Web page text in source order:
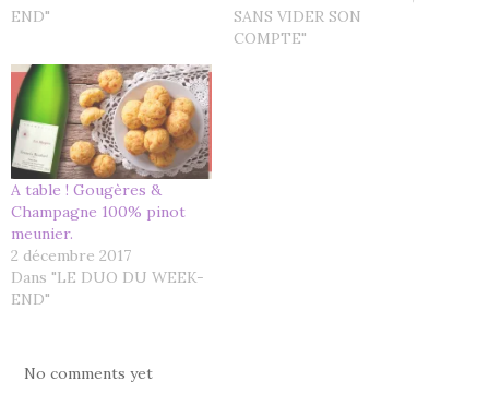
END"
SANS VIDER SON
COMPTE"
A table ! Gougères &
Champagne 100% pinot
meunier.
2 décembre 2017
Dans "LE DUO DU WEEK-
END"
No comments yet